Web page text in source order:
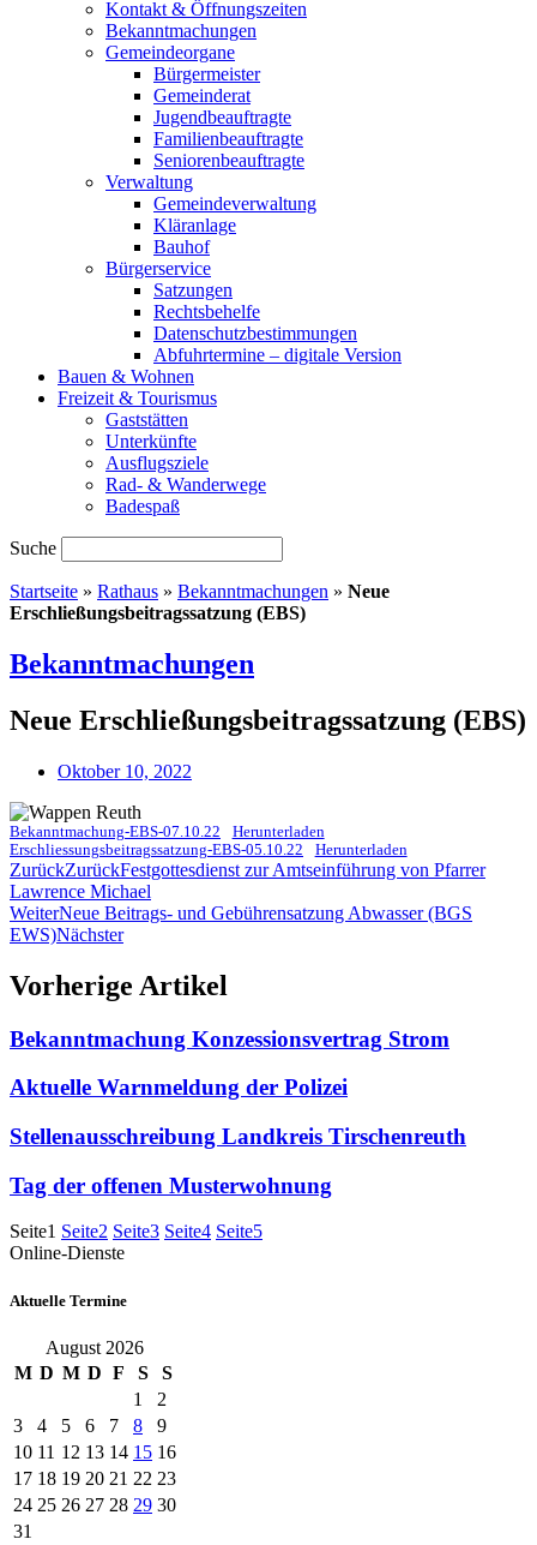
Kontakt & Öffnungszeiten
Bekanntmachungen
Gemeindeorgane
Bürgermeister
Gemeinderat
Jugendbeauftragte
Familienbeauftragte
Seniorenbeauftragte
Verwaltung
Gemeindeverwaltung
Kläranlage
Bauhof
Bürgerservice
Satzungen
Rechtsbehelfe
Datenschutzbestimmungen
Abfuhrtermine – digitale Version
Bauen & Wohnen
Freizeit & Tourismus
Gaststätten
Unterkünfte
Ausflugsziele
Rad- & Wanderwege
Badespaß
Suche
Startseite » Rathaus » Bekanntmachungen » Neue
Erschließungsbeitragssatzung (EBS)
Bekanntmachungen
Neue Erschließungsbeitragssatzung (EBS)
Oktober 10, 2022
Bekanntmachung-EBS-07.10.22
Herunterladen
Erschliessungsbeitragssatzung-EBS-05.10.22
Herunterladen
ZurückZurückFestgottesdienst zur Amtseinführung von Pfarrer
Lawrence Michael
WeiterNeue Beitrags- und Gebührensatzung Abwasser (BGS
EWS)Nächster
Vorherige Artikel
Bekanntmachung Konzessionsvertrag Strom
Aktuelle Warnmeldung der Polizei
Stellenausschreibung Landkreis Tirschenreuth
Tag der offenen Musterwohnung
Seite1 Seite2 Seite3 Seite4 Seite5
Online-Dienste
Aktuelle Termine
August 2026
M D M D F S
S
1
2
3
4 5 6 7 8
9
10 11 12 13 14 15 16
17 18 19 20 21 22 23
24 25 26 27 28 29 30
31